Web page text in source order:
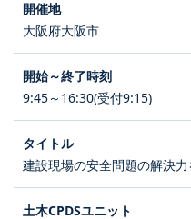
大阪府大阪市
9:45～16:30(受付9:15)
建設現場の安全問題の解決